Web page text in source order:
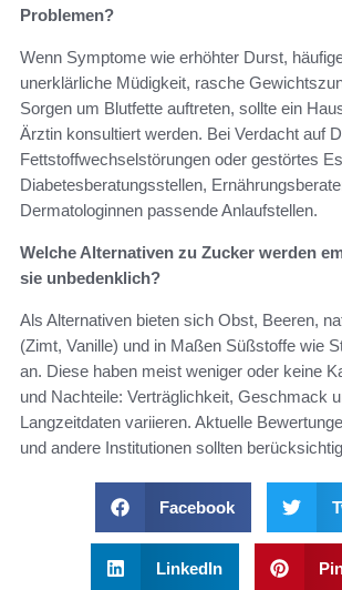
Problemen?
Wenn Symptome wie erhöhter Durst,
unerklärliche Müdigkeit, rasche
Sorgen um Blutfette auftreten, sollte ein
Ärztin konsultiert werden. Bei Verdacht auf
Fettstoffwechselstörungen oder gestörtes
Diabetesberatungsstellen,
Dermatologinnen passende Anlaufstellen.
Welche Alternativen zu Zucker werden
sie unbedenklich?
Als Alternativen bieten sich Obst, Beeren,
(Zimt, Vanille) und in Maßen Süßstoffe wie
an. Diese haben meist weniger oder keine
und Nachteile: Verträglichkeit, Geschmack
Langzeitdaten variieren. Aktuelle
und andere Institutionen sollten
Facebook
LinkedIn